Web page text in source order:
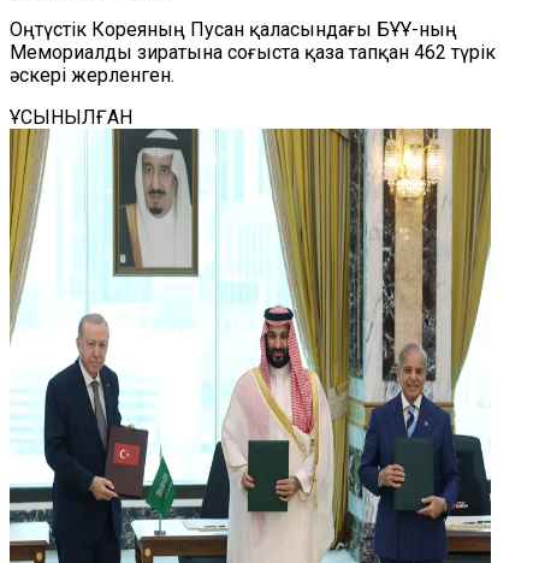
Оңтүстік Кореяның Пусан қаласындағы БҰҰ-ның
Мемориалды зиратына соғыста қаза тапқан 462 түрік
әскері жерленген.
ҰСЫНЫЛҒАН